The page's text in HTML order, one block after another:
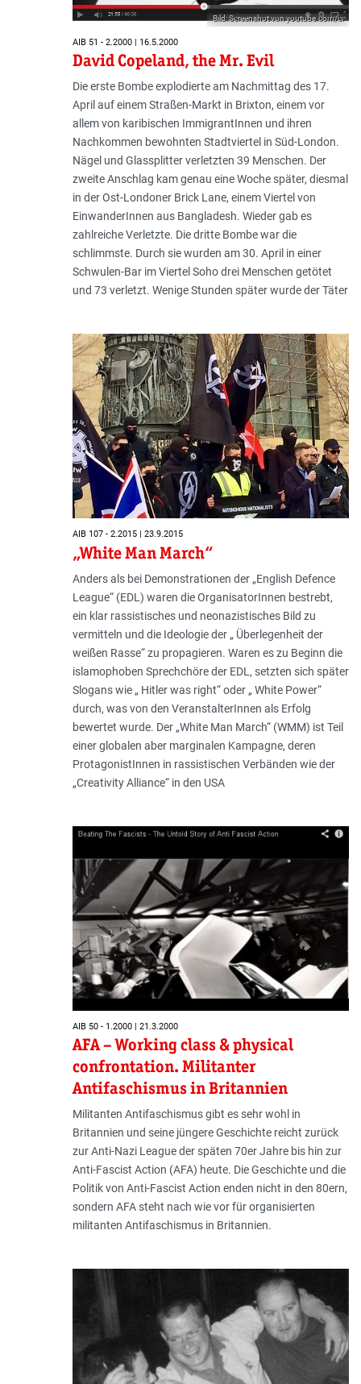
Bild: Screenshot von youtube.com/ci
AIB 51 - 2.2000 | 16.5.2000
David Copeland, the Mr. Evil
Die erste Bombe explodierte am Nachmittag des 17.
April auf einem Straßen-Markt in Brixton, einem vor
allem von karibischen ImmigrantInnen und ihren
Nachkommen bewohnten Stadtviertel in Süd-London.
Nägel und Glassplitter verletzten 39 Menschen. Der
zweite Anschlag kam genau eine Woche später, diesmal
in der Ost-Londoner Brick Lane, einem Viertel von
EinwanderInnen aus Bangladesh. Wieder gab es
zahlreiche Verletzte. Die dritte Bombe war die
schlimmste. Durch sie wurden am 30. April in einer
Schwulen-Bar im Viertel Soho drei Menschen getötet
und 73 verletzt. Wenige Stunden später wurde der Täter
AIB 107 - 2.2015 | 23.9.2015
„White Man March“
Anders als bei Demonstrationen der „English Defence
League“ (EDL) waren die OrganisatorInnen bestrebt,
ein klar rassistisches und neonazistisches Bild zu
vermitteln und die Ideologie der „ Überlegenheit der
weißen Rasse“ zu propagieren. Waren es zu Beginn die
islamophoben Sprechchöre der EDL, setzten sich später
Slogans wie „ Hitler was right“ oder „ White Power“
durch, was von den VeranstalterInnen als Erfolg
bewertet wurde. Der „White Man March“ (WMM) ist Teil
einer globalen aber marginalen Kampagne, deren
ProtagonistInnen in rassistischen Verbänden wie der
„Creativity Alliance“ in den USA
AIB 50 - 1.2000 | 21.3.2000
AFA – Working class & physical
confrontation. Militanter
Antifaschismus in Britannien
Militanten Antifaschismus gibt es sehr wohl in
Britannien und seine jüngere Geschichte reicht zurück
zur Anti-Nazi League der späten 70er Jahre bis hin zur
Anti-Fascist Action (AFA) heute. Die Geschichte und die
Politik von Anti-Fascist Action enden nicht in den 80ern,
sondern AFA steht nach wie vor für organisierten
militanten Antifaschismus in Britannien.